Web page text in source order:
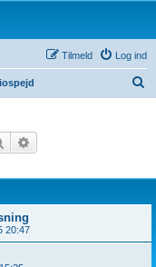
Log ind
Tilmeld
Søg
20:47